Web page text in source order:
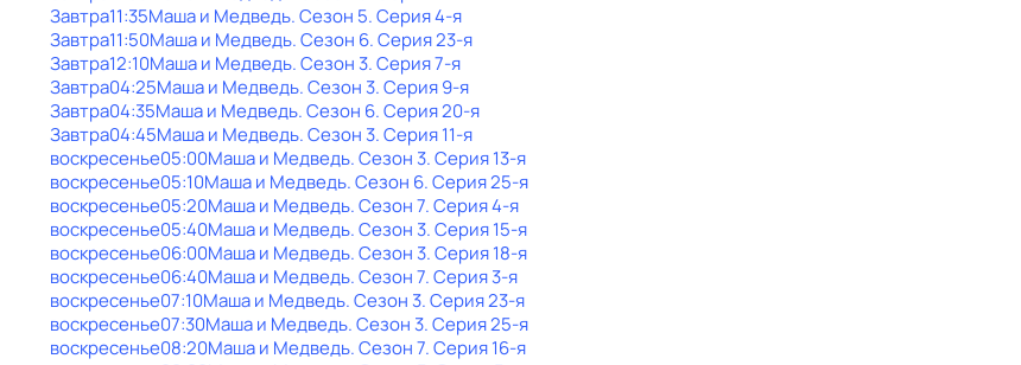
Завтра11:35Маша и Медведь. Сезон 5. Серия 4-я
Завтра11:50Маша и Медведь. Сезон 6. Серия 23-я
Завтра12:10Маша и Медведь. Сезон 3. Серия 7-я
Завтра04:25Маша и Медведь. Сезон 3. Серия 9-я
Завтра04:35Маша и Медведь. Сезон 6. Серия 20-я
Завтра04:45Маша и Медведь. Сезон 3. Серия 11-я
воскресенье05:00Маша и Медведь. Сезон 3. Серия 13-я
воскресенье05:10Маша и Медведь. Сезон 6. Серия 25-я
воскресенье05:20Маша и Медведь. Сезон 7. Серия 4-я
воскресенье05:40Маша и Медведь. Сезон 3. Серия 15-я
воскресенье06:00Маша и Медведь. Сезон 3. Серия 18-я
воскресенье06:40Маша и Медведь. Сезон 7. Серия 3-я
воскресенье07:10Маша и Медведь. Сезон 3. Серия 23-я
воскресенье07:30Маша и Медведь. Сезон 3. Серия 25-я
воскресенье08:20Маша и Медведь. Сезон 7. Серия 16-я